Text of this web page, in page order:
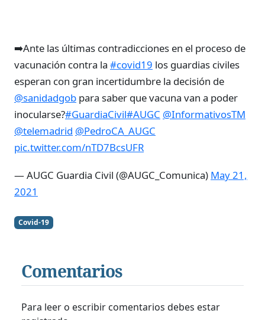
➡️Ante las últimas contradicciones en el proceso de
vacunación contra la #covid19 los guardias civiles
esperan con gran incertidumbre la decisión de
@sanidadgob para saber que vacuna van a poder
inocularse?#GuardiaCivil#AUGC @InformativosTM
@telemadrid @PedroCA_AUGC
pic.twitter.com/nTD7BcsUFR
— AUGC Guardia Civil (@AUGC_Comunica) May 21,
2021
Covid-19
Comentarios
Para leer o escribir comentarios debes estar